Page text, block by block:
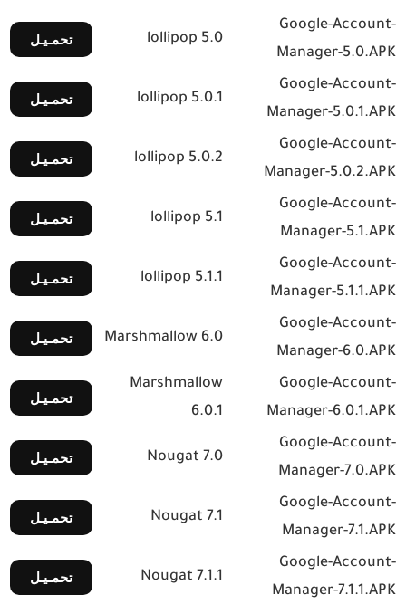
Google-Account-
Manager-5.0.APK
lollipop 5.0 تحمـيـل
Google-Account-
Manager-5.0.1.APK
lollipop 5.0.1 تحمـيـل
Google-Account-
Manager-5.0.2.APK
lollipop 5.0.2 تحمـيـل
Google-Account-
Manager-5.1.APK
lollipop 5.1 تحمـيـل
Google-Account-
Manager-5.1.1.APK
lollipop 5.1.1 تحمـيـل
Google-Account-
Manager-6.0.APK
Marshmallow 6.0 تحمـيـل
Google-Account-
Manager-6.0.1.APK
Marshmallow
6.0.1
تحمـيـل
Google-Account-
Manager-7.0.APK
Nougat 7.0 تحمـيـل
Google-Account-
Manager-7.1.APK
Nougat 7.1 تحمـيـل
Google-Account-
Manager-7.1.1.APK
Nougat 7.1.1 تحمـيـل